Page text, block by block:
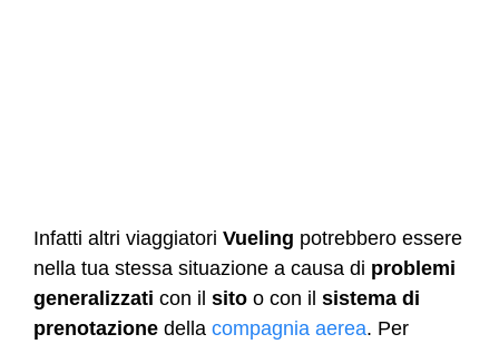
Infatti altri viaggiatori Vueling potrebbero essere
nella tua stessa situazione a causa di problemi
generalizzati con il sito o con il sistema di
prenotazione della compagnia aerea. Per